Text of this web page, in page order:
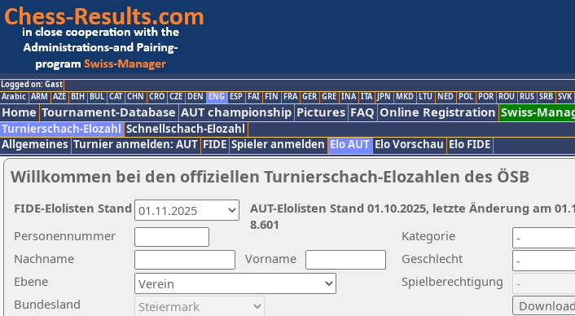
Logged on: Gast
Arabic ARM AZE BIH BUL CAT CHN CRO CZE DEN ENG ESP FAI FIN FRA GER GRE INA ITA JPN MKD LTU NED POL POR ROU RUS SRB SVK
Home Tournament-Database AUT championship Pictures FAQ Online Registration Swiss-
Turnierschach-Elozahl Schnellschach-Elozahl
Allgemeines Turnier anmelden: AUT FIDE Spieler anmelden Elo AUT Elo Vorschau Elo FIDE
Willkommen bei den offiziellen Turnierschach-Elozahlen des ÖSB
Nachname
Vorname
Ebene
Kategorie
Personennummer
Bundesland
Geschlecht
Spielberechtigung
AUT-Elolisten Stand 01.10.2025, letzte Änderung am
8.601
FIDE-Elolisten Stand